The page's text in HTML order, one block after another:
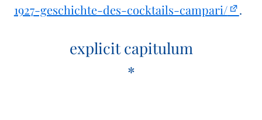
1927-geschichte-des-cocktails-campari/
.
explicit capitulum
*